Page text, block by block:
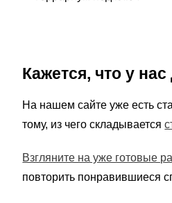
Кажется, что у
На нашем сайте уже есть
тому, из чего складывается
Взгляните на уже готовые
повторить понравившиеся